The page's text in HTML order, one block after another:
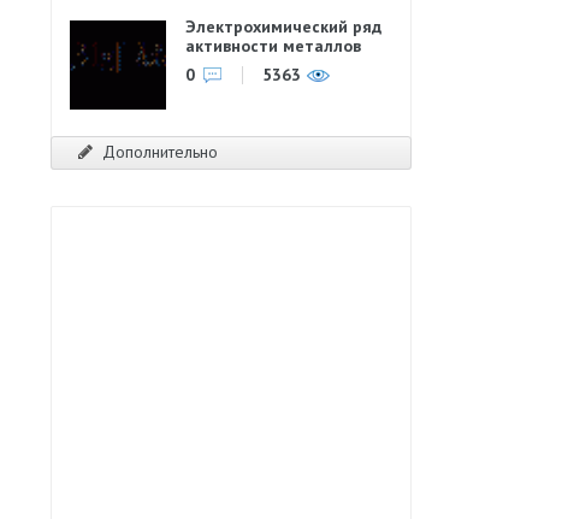
Электрохимический ряд
активности металлов
0
5363
Дополнительно